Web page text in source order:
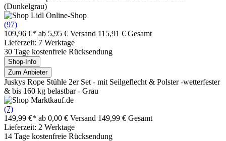
(Dunkelgrau)
(97)
109,96 €* ab 5,95 € Versand 115,91 € Gesamt
Lieferzeit: 7 Werktage
30 Tage kostenfreie Rücksendung
Shop-Info
Zum Anbieter
Juskys Rope Stühle 2er Set - mit Seilgeflecht & Polster -wetterfester
& bis 160 kg belastbar - Grau
(7)
149,99 €* ab 0,00 € Versand 149,99 € Gesamt
Lieferzeit: 2 Werktage
14 Tage kostenfreie Rücksendung